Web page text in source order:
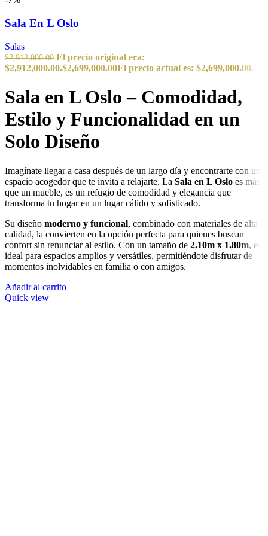
Sala En L Oslo
Salas
$2,912,000.00 El precio original era:
$2,912,000.00.$2,699,000.00El precio actual es: $2,699,000.00.
Sala en L Oslo – Comodidad,
Estilo y Funcionalidad en un
Solo Diseño
Imagínate llegar a casa después de un largo día y encontrarte con un
espacio acogedor que te invita a relajarte. La Sala en L Oslo es más
que un mueble, es un refugio de comodidad y elegancia que
transforma tu hogar en un lugar cálido y sofisticado.
Su diseño moderno y funcional, combinado con materiales de alta
calidad, la convierten en la opción perfecta para quienes buscan
confort sin renunciar al estilo. Con un tamaño de 2.10m x 1.80m, es
ideal para espacios amplios y versátiles, permitiéndote disfrutar de
momentos inolvidables en familia o con amigos.
Añadir al carrito
Quick view